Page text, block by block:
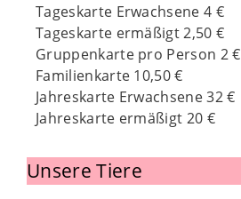
Tageskarte Erwachsene 4 €
Tageskarte ermäßigt 2,50 €
Gruppenkarte pro Person 2 €
Familienkarte 10,50 €
Jahreskarte Erwachsene 32 €
Jahreskarte ermäßigt 20 €
Unsere Tiere